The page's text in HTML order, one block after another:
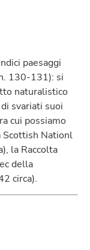
paesaggi
130-131): si
naturalistico
svariati suoi
cui possiamo
Scottish Nationl
la Raccolta
della
circa).